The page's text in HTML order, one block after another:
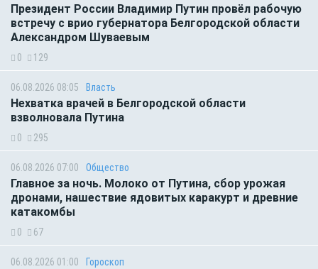
Президент России Владимир Путин провёл рабочую
встречу с врио губернатора Белгородской области
Александром Шуваевым
0 129
06.08.2026 08:05 Власть
Нехватка врачей в Белгородской области
взволновала Путина
0 295
06.08.2026 07:00 Общество
Главное за ночь. Молоко от Путина, сбор урожая
дронами, нашествие ядовитых каракурт и древние
катакомбы
0 67
06.08.2026 01:00 Гороскоп